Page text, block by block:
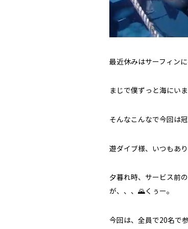
お問い合わせ
最近休みはサーフィン
まじで僕ずっと海にいま
そんなこんなで今回は
遊ダイブ様、いつもあ
夕暮れ時、サービス前
が、、、🌄くぅー。
今回は、全員で20名で